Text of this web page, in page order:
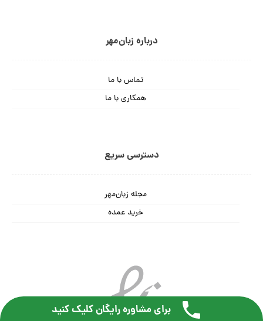
درباره زبان‌مهر
تماس با ما
همکاری با ما
دسترسی سریع
مجله زبان‌مهر
خرید عمده
برای مشاوره رایگان کلیک کنید